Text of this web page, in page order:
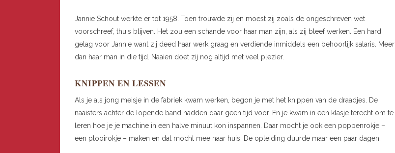
Jannie Schout werkte er tot 1958. Toen trouwde zij en moest zij zoals de ongeschreven wet
voorschreef, thuis blijven. Het zou een schande voor haar man zijn, als zij bleef werken. Een hard
gelag voor Jannie want zij deed haar werk graag en verdiende inmiddels een behoorlijk salaris. Meer
dan haar man in die tijd. Naaien doet zij nog altijd met veel plezier.
KNIPPEN EN LESSEN
Als je als jong meisje in de fabriek kwam werken, begon je met het knippen van de draadjes. De
naaisters achter de lopende band hadden daar geen tijd voor. En je kwam in een klasje terecht om te
leren hoe je je machine in een halve minuut kon inspannen. Daar mocht je ook een poppenrokje –
een plooirokje – maken en dat mocht mee naar huis. De opleiding duurde maar een paar dagen.